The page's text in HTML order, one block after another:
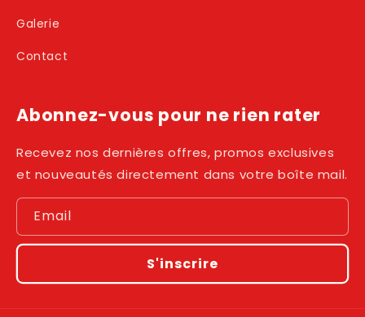
Galerie
Contact
Abonnez-vous pour ne rien rater
Recevez nos dernières offres, promos exclusives
et nouveautés directement dans votre boîte mail.
Email
S'inscrire